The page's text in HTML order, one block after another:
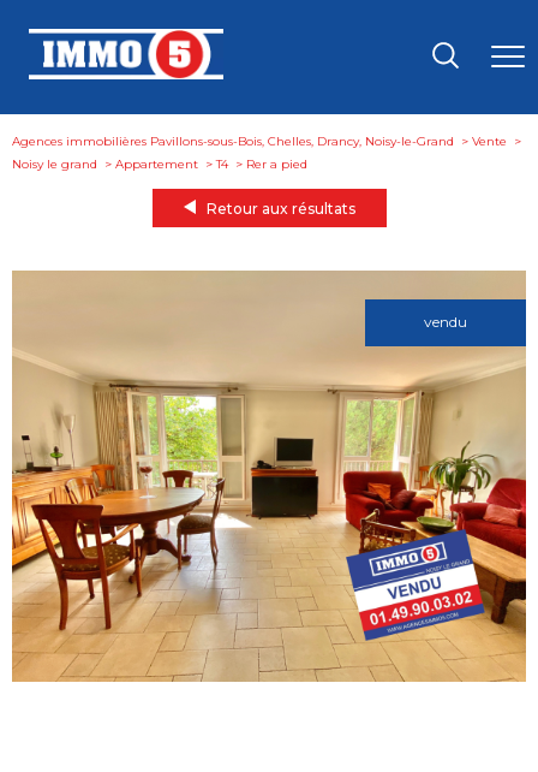
Agences immobilières Pavillons-sous-Bois, Chelles, Drancy, Noisy-le-Grand
Vente
Noisy le grand
Appartement T4 rer a pied
Retour aux résultats
vendu